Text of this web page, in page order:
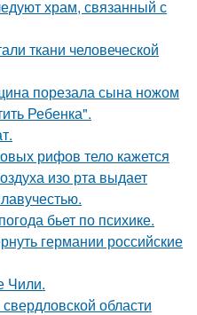
храм, связанный с
ткани человеческой
порезала сына ножом
Ребенка".
рифов тело кажется
изо рта выдает
бьет по психике.
германии российские
Чили.
области